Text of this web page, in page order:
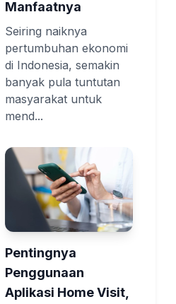
Manfaatnya
Seiring naiknya
pertumbuhan ekonomi
di Indonesia, semakin
banyak pula tuntutan
masyarakat untuk
mend...
Pentingnya
Penggunaan
Aplikasi Home Visit,